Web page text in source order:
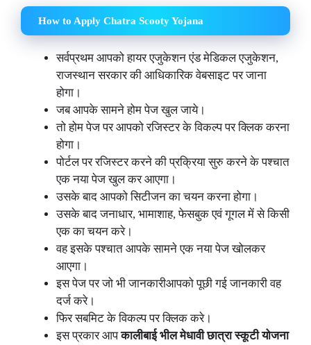
How to Apply Chatra Scooty Yojana
सर्वप्रथम आपको हायर एजुकेशन एंड मेडिकल एजुकेशन,
राजस्थान सरकार की आधिकारिक वेबसाइट पर जाना
होगा।
जब आपके सामने होम पेज खुल जाये।
तो होम पेज पर आपको रजिस्टर के विकल्प पर क्लिक करना
होगा।
पोर्टल पर रजिस्टर करने की प्रक्रिया सुरु करने के पश्चात
एक नया पेज खुल कर आएगा।
उसके बाद आपको सिटीजन का चयन करना होगा।
उसके बाद जनाधार, भामाशाह, फेसबुक एवं गूगल में से किसी
एक का चयन करे।
वह इसके पश्चात आपके सामने एक नया पेज खोलकर
आएगा।
इस पेज पर जो भी जानकारीआपको पूछी गई जानकारी वह
दर्ज करे।
फिर सबमिट के विकल्प पर क्लिक करे।
इस प्रकार आपकालीबाई भील मेधावी छात्रा स्कूटी योजना